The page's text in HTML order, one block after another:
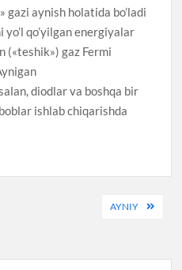
aynish holatida bo’ladi
qo’yilgan energiyalar
(«teshik») gaz Fermi
diodlar va boshqa bir
ishlab chiqarishda
AYNIY